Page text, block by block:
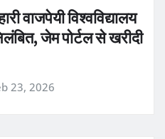
वाजपेयी विश्वविद्यालय
जेम पोर्टल से खरीदी
23, 2026